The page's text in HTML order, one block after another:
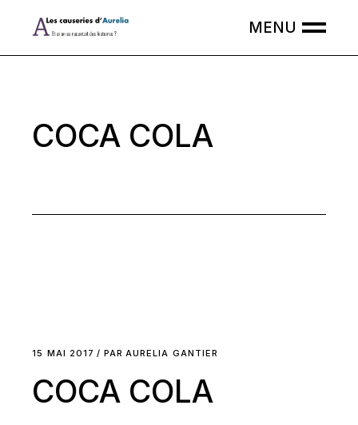
COCA COLA
15 MAI 2017 PAR AURELIA GANTIER
COCA COLA